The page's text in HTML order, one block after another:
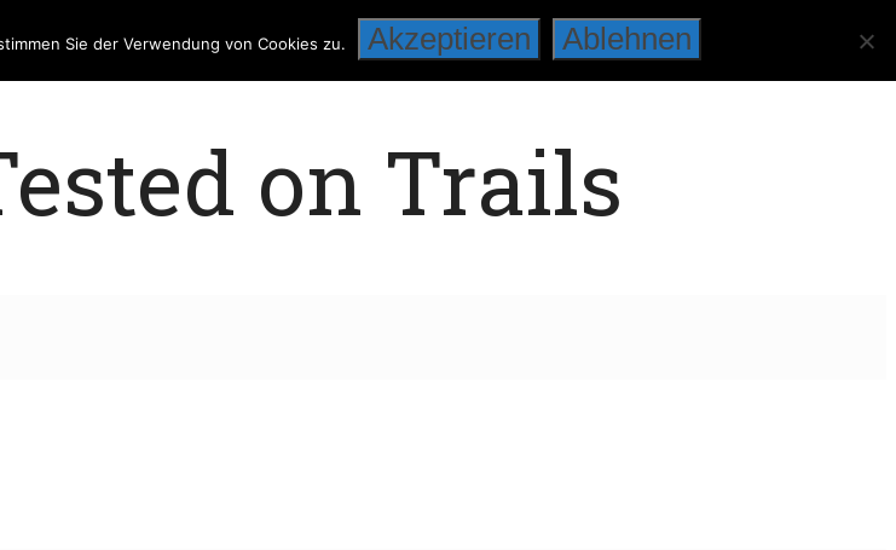
on Trails
Sie der Verwendung von Cookies zu. Akzeptieren Ablehnen